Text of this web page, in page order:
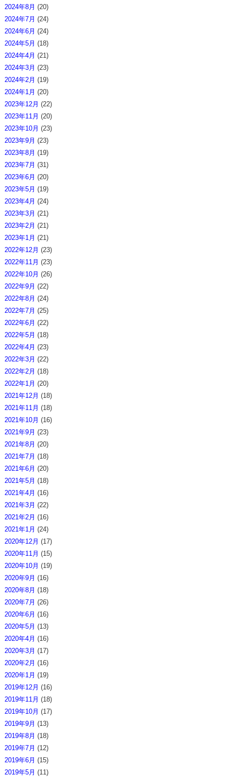
2024年8月 (20)
2024年7月 (24)
2024年6月 (24)
2024年5月 (18)
2024年4月 (21)
2024年3月 (23)
2024年2月 (19)
2024年1月 (20)
2023年12月 (22)
2023年11月 (20)
2023年10月 (23)
2023年9月 (23)
2023年8月 (19)
2023年7月 (31)
2023年6月 (20)
2023年5月 (19)
2023年4月 (24)
2023年3月 (21)
2023年2月 (21)
2023年1月 (21)
2022年12月 (23)
2022年11月 (23)
2022年10月 (26)
2022年9月 (22)
2022年8月 (24)
2022年7月 (25)
2022年6月 (22)
2022年5月 (18)
2022年4月 (23)
2022年3月 (22)
2022年2月 (18)
2022年1月 (20)
2021年12月 (18)
2021年11月 (18)
2021年10月 (16)
2021年9月 (23)
2021年8月 (20)
2021年7月 (18)
2021年6月 (20)
2021年5月 (18)
2021年4月 (16)
2021年3月 (22)
2021年2月 (16)
2021年1月 (24)
2020年12月 (17)
2020年11月 (15)
2020年10月 (19)
2020年9月 (16)
2020年8月 (18)
2020年7月 (26)
2020年6月 (16)
2020年5月 (13)
2020年4月 (16)
2020年3月 (17)
2020年2月 (16)
2020年1月 (19)
2019年12月 (16)
2019年11月 (18)
2019年10月 (17)
2019年9月 (13)
2019年8月 (18)
2019年7月 (12)
2019年6月 (15)
2019年5月 (11)